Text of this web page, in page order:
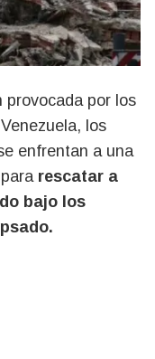
los
enfrentan a una
rescatar a
bajo los